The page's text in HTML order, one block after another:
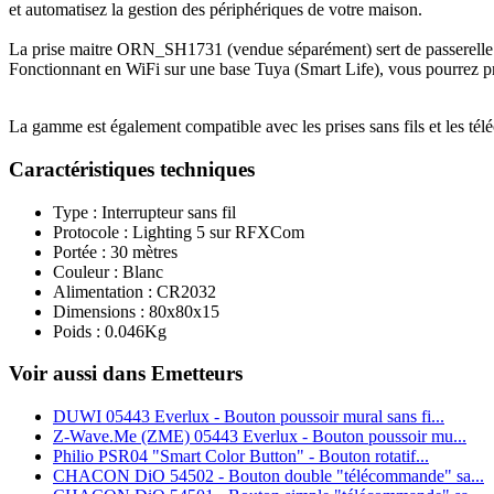
et automatisez la gestion des périphériques de votre maison.
La prise maitre ORN_SH1731 (vendue séparément) sert de
Fonctionnant en WiFi sur une base Tuya (Smart Life), vous pourrez
La gamme est également compatible avec les prises sans fils et les
Caractéristiques techniques
Type : Interrupteur sans fil
Protocole : Lighting 5 sur RFXCom
Portée : 30 mètres
Couleur : Blanc
Alimentation : CR2032
Dimensions : 80x80x15
Poids : 0.046Kg
Voir aussi dans Emetteurs
DUWI 05443 Everlux - Bouton poussoir mural sans fi...
Z‑Wave.Me (ZME) 05443 Everlux - Bouton poussoir mu...
Philio PSR04 "Smart Color Button" - Bouton rotatif...
CHACON DiO 54502 - Bouton double "télécommande" sa...